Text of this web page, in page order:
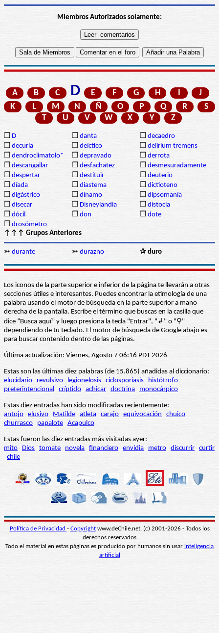
Miembros Autorizados solamente:
A B C D E F G H I
J
K
L M N Ñ O P Q R
S
T
U V W X Y Z
❒ D ❒ danta ❒ decaedro
❒ decuria ❒ deíctico ❒ delirium tremens
❒ dendroclimatolo* ❒ depravado ❒ derrota
❒ descangallar ❒ desfachatez ❒ desmesuradamente
❒ despertar ❒ destituir ❒ deuterio
❒ díada ❒ diastema ❒ dictioteno
❒ digástrico ❒ dínamo ❒ dipsomanía
❒ disecar ❒ Disneylandia ❒ distocia
❒ dócil ❒ don ❒ dote
❒ drosómetro
↑↑↑ Grupos Anteriores
➳ durante ➳ durazno ✰ duro
Los iconos de la parte superior e inferior de la página te llevarán a otras
secciones útiles e interesantes. Puedes encontrar la etimología de una
palabra usando el motor de búsqueda en la parte superior a mano
derecha de la pantalla. Escribe el término que buscas en la casilla que
dice “Busca aquí” y luego presiona la tecla "Entrar", "↲" o "⚲"
dependiendo de tu teclado. El motor de búsqueda de Google abajo es
para buscar contenido dentro de las páginas.
Última actualización: Viernes, Agosto 7 06:16 PDT 2026
Estas son las últimas diez palabras (de 15.865) añadidas al diccionario:
elucidario
revulsivo legionelosis ciclosporiasis
histótrofo
preterintencional críptido achicar doctrina monocárpico
Estas diez entradas han sido modificadas recientemente:
antojo elusivo Matilde atleta carajo equivocación
chuico
churrasco
papalote Acapulco
Estas fueron las diez entradas más visitadas ayer:
mito
Dios tomate novela financiero envidia metro discurrir curtir
chile
Política de Privacidad - Copyrightwww.deChile.net. (c) 2001-2026 - Todos los
derechos reservados
Todo el material en estas páginas es producido por humanos sin usar inteligencia
artificial